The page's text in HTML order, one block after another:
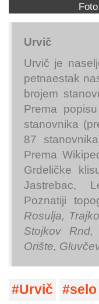
Urvič
Urvič je
petnaestak
brojem
Prema
stanovnika
87
Prema
Grdeličke
Jastrebac,
Poznatiji
Rosulja,
Stojkov
Orište,
Urvič selo